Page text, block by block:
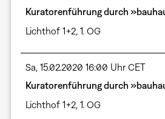
Kuratorenführung durch
Lichthof 1+2, 1. OG
Sa, 15.02.2020 16:00 Uhr CET
Kuratorenführung durch
Lichthof 1+2, 1. OG